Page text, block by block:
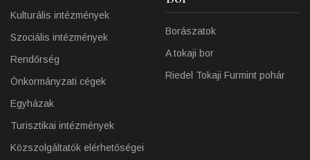
Kulturális intézmények
Szociális intézmények
Rendőrség
Önkormányzati cégek
Egyházak
Turisztikai intézmények
Közszolgáltatók elérhetőségei
Borászatok
A tokaji bor
Riedel Tokaji Furmint pohár